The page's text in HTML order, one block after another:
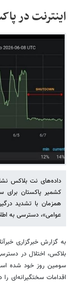
اینترنت در
داده‌های نت بلاکس
کشمیر پاکستان برای
همزمان با تشدید
عوامی»، دسترسی به
به گزارش خبرگزاری
بلاکس، اختلال در
سومین روز خود شده
اقدامات سختگیرانه‌ای